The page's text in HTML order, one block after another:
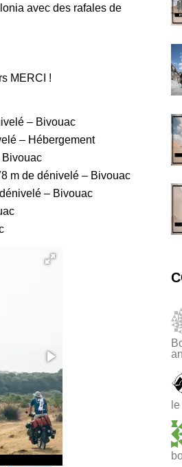
avec des rafales de
MERCI !
– Bivouac
– Hébergement
Bivouac
m de dénivelé – Bivouac
– Bivouac
Cathédrale nouvelle de